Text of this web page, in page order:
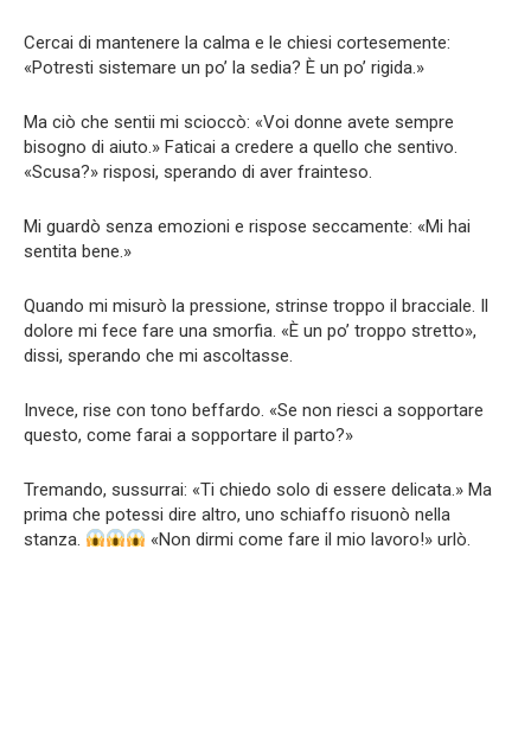
Cercai di mantenere la calma e le chiesi cortesemente:
«Potresti sistemare un po’ la sedia? È un po’ rigida.»
Ma ciò che sentii mi scioccò: «Voi donne avete sempre
bisogno di aiuto.» Faticai a credere a quello che sentivo.
«Scusa?» risposi, sperando di aver frainteso.
Mi guardò senza emozioni e rispose seccamente: «Mi hai
sentita bene.»
Quando mi misurò la pressione, strinse troppo il bracciale. Il
dolore mi fece fare una smorfia. «È un po’ troppo stretto»,
dissi, sperando che mi ascoltasse.
Invece, rise con tono beffardo. «Se non riesci a sopportare
questo, come farai a sopportare il parto?»
Tremando, sussurrai: «Ti chiedo solo di essere delicata.» Ma
prima che potessi dire altro, uno schiaffo risuonò nella
stanza.
«Non dirmi come fare il mio lavoro!» urlò.